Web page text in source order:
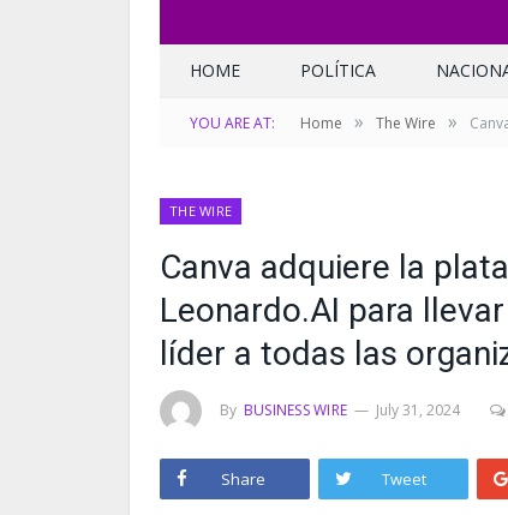
HOME POLÍTICA
YOU ARE AT: Home » The Wire »
THE WIRE
Canva adquiere la
Leonardo.AI para
líder a todas las
By BUSINESS WIRE July 31, 2024
Share Tweet